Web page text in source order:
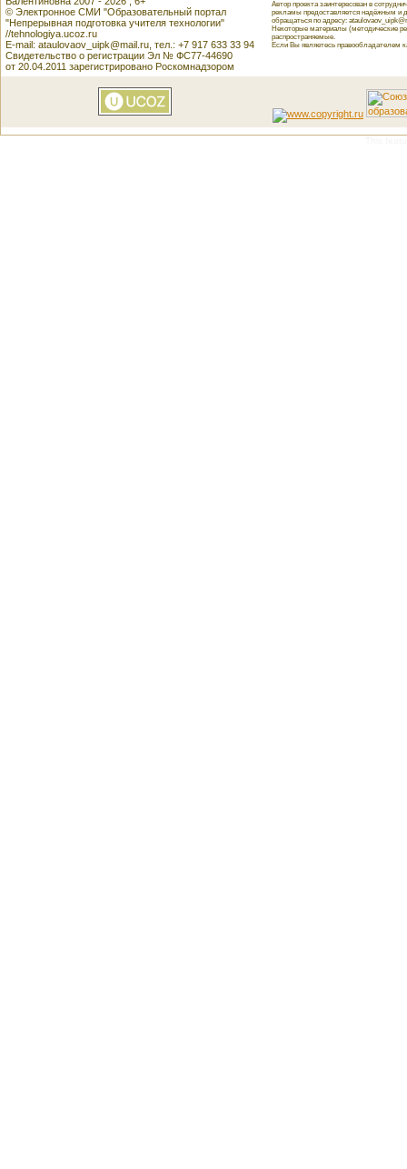
© Электронное СМИ "Образовательный портал
"Непрерывная подготовка учителя технологии"
//tehnologiya.ucoz.ru
E-mail: ataulovaov_uipk@mail.ru, тел.: +7 917 633 33 94
Свидетельство о регистрации Эл № ФС77-44690
от 20.04.2011 зарегистрировано Роскомнадзором
Автор проекта заинтересован в
рекламы предоставляется надёжным и
обращаться по адресу:
Некоторые материалы (методические
распространяемые.
Если Вы являетесь правообладателем